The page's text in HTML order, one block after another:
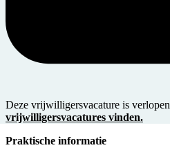
Deze vrijwilligersvacature is verlopen
vrijwilligersvacatures vinden.
Praktische informatie